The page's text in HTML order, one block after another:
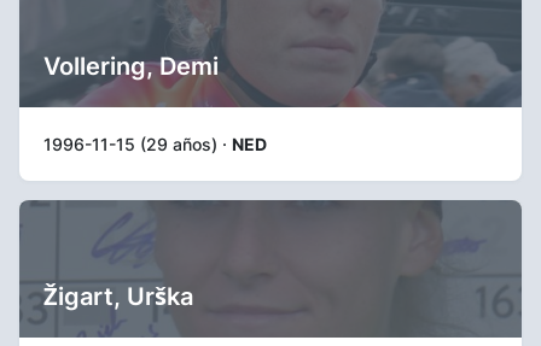
Vollering, Demi
1996-11-15 (29 años) · NED
Žigart, Urška